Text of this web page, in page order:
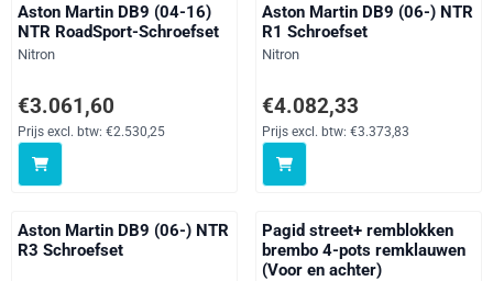
Aston Martin DB9 (04-16)
NTR RoadSport-Schroefset
Merk:
Nitron
Prijs: 3 061,60, exclusief btw: 2 530,25
€3.061,60
Prijs excl. btw: €2.530,25
Aston Martin DB9 (06-) NTR
R1 Schroefset
Merk:
Nitron
Prijs: 4 082,33, exclusief btw: 3
€4.082,33
Prijs excl. btw: €3.373,83
Aston Martin DB9 (06-) NTR
R3 Schroefset
Pagid street+ remblokken
brembo 4-pots remklauwen
(Voor en achter)